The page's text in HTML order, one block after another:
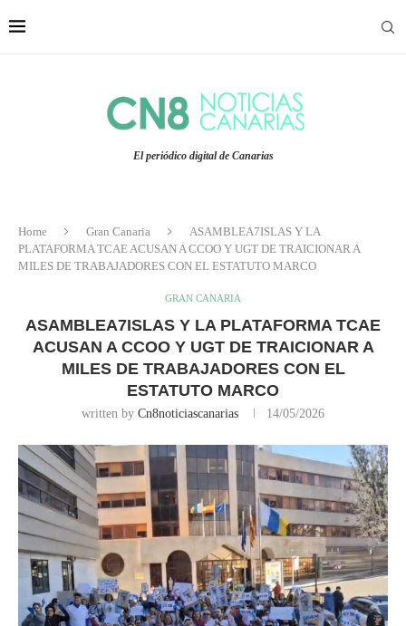
El periódico digital de Canarias
Home Gran Canaria
ASAMBLEA7ISLAS Y LA
PLATAFORMA TCAE ACUSAN A CCOO Y UGT DE TRAICIONAR A
MILES DE TRABAJADORES CON EL ESTATUTO MARCO
GRAN CANARIA
ASAMBLEA7ISLAS Y LA PLATAFORMA TCAE
ACUSAN A CCOO Y UGT DE TRAICIONAR A
MILES DE TRABAJADORES CON EL
ESTATUTO MARCO
written by Cn8noticiascanarias 14/05/2026